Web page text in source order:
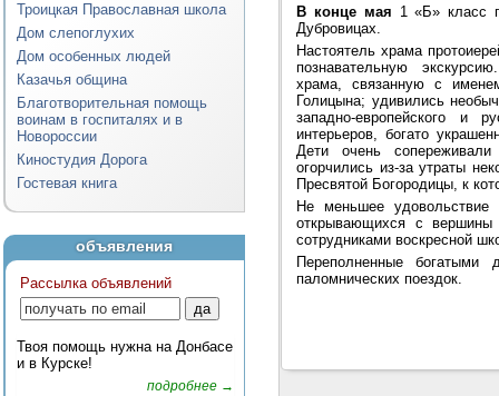
Троицкая Православная школа
Дом слепоглухих
Дом особенных людей
Казачья община
Благотворительная помощь
воинам в госпиталях и в
Новороссии
Киностудия Дорога
Гостевая книга
объявления
Рассылка объявлений
Твоя помощь нужна на Донбасе
и в Курске!
подробнее →
В конце мая 1 «Б» класс
Дубровицах.
Настоятель храма
познавательную
храма, связанную с
Голицына; удивились
западно-европейского и
интерьеров, богато
Дети очень
огорчились из-за утраты
Пресвятой Богородицы, к
Не меньшее удовольствие
открывающихся с вершины
сотрудниками воскресной
Переполненные
паломнических поездок.